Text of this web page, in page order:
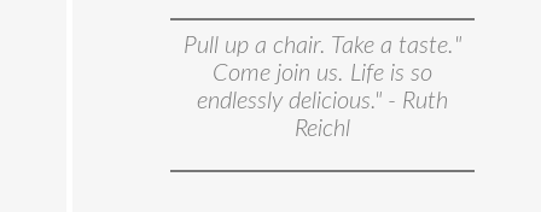
"Pull up a chair. Take a taste.
Come join us. Life is so
endlessly delicious." - Ruth
Reichl